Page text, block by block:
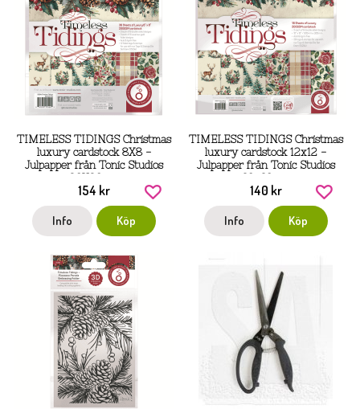
TIMELESS TIDINGS Christmas
luxury cardstock 8X8 -
Julpapper från Tonic Studios
154 kr
Info Köp
TIMELESS TIDINGS Christmas
luxury cardstock 12x12 -
Julpapper från Tonic Studios
140 kr
Info Köp